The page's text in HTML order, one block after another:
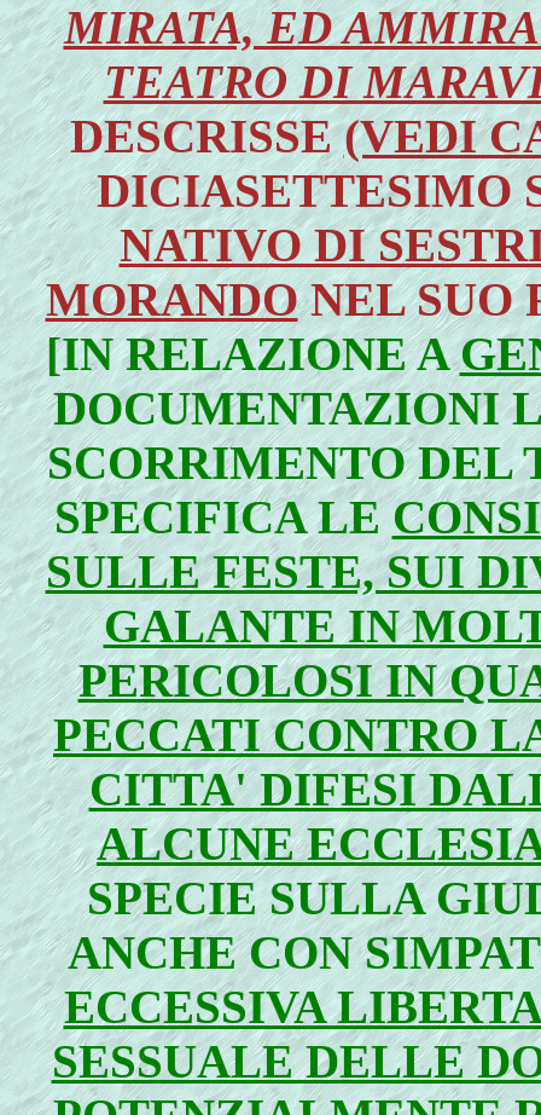
MIRATA, ED
TEATRO DI
DESCRISSE(VEDI
DICIASETTESIMO
NATIVO DI
MORANDONEL SUO
[IN RELAZIONE A
DOCUMENTAZIONI
SCORRIMENTO DEL
SPECIFICA LE
SULLE FESTE, SUI
GALANTE IN
PERICOLOSI IN
PECCATI CONTRO
CITTA' DIFESI
ALCUNE
SPECIE SULLA
ANCHE CON
ECCESSIVA
SESSUALE DELLE